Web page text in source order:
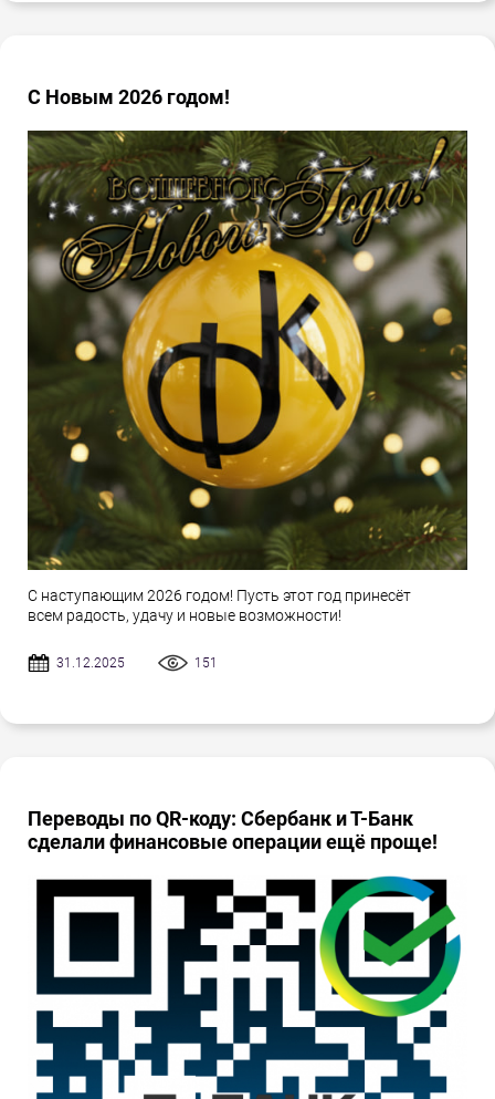
С Новым 2026 годом!
С наступающим 2026 годом! Пусть этот год принесёт
всем радость, удачу и новые возможности!
31.12.2025 151
Переводы по QR-коду: Сбербанк и Т-Банк
сделали финансовые операции ещё проще!